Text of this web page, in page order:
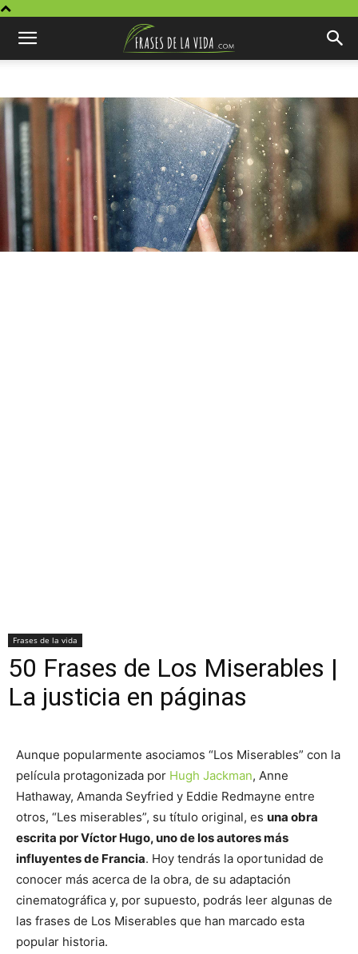
Frases de la vida
50 Frases de Los Miserables |
La justicia en páginas
Aunque popularmente asociamos “Los Miserables” con la
película protagonizada por Hugh Jackman, Anne
Hathaway, Amanda Seyfried y Eddie Redmayne entre
otros, “Les miserables”, su título original, es una obra
escrita por Víctor Hugo, uno de los autores más
influyentes de Francia. Hoy tendrás la oportunidad de
conocer más acerca de la obra, de su adaptación
cinematográfica y, por supuesto, podrás leer algunas de
las frases de Los Miserables que han marcado esta
popular historia.